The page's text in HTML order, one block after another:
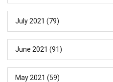
July 2021 (79)
June 2021 (91)
May 2021 (59)